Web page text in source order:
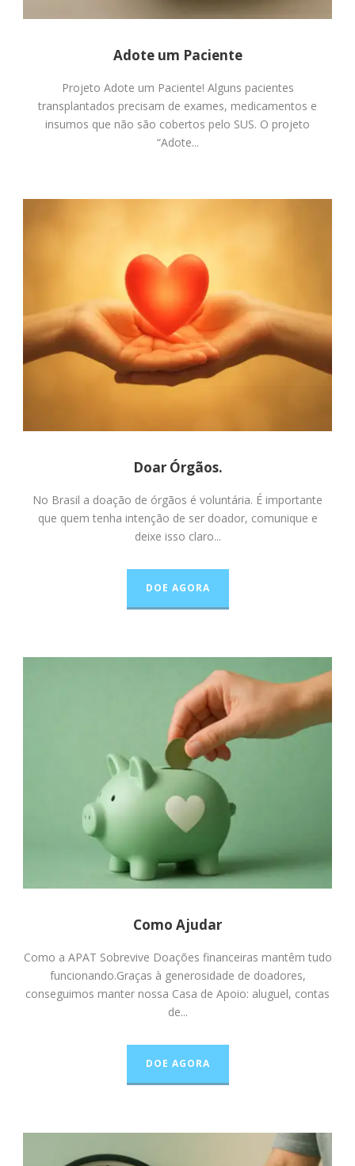
Adote um Paciente
Projeto Adote um Paciente! Alguns pacientes
transplantados precisam de exames, medicamentos e
insumos que não são cobertos pelo SUS. O projeto
“Adote...
Doar Órgãos.
No Brasil a doação de órgãos é voluntária. É importante
que quem tenha intenção de ser doador, comunique e
deixe isso claro...
DOE AGORA
Como Ajudar
Como a APAT Sobrevive Doações financeiras mantêm tudo
funcionando.Graças à generosidade de doadores,
conseguimos manter nossa Casa de Apoio: aluguel, contas
de...
DOE AGORA